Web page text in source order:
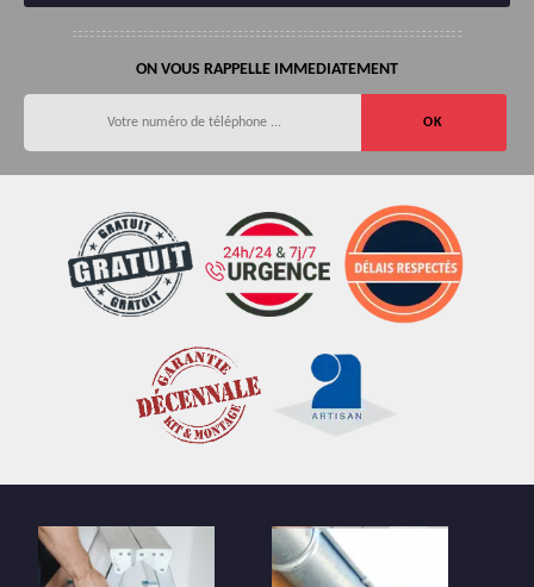
ON VOUS RAPPELLE IMMEDIATEMENT